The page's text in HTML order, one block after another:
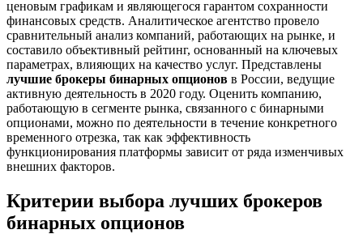
ценовым графикам и являющегося гарантом сохранности
финансовых средств. Аналитическое агентство провело
сравнительный анализ компаний, работающих на рынке, и
составило объективный рейтинг, основанный на ключевых
параметрах, влияющих на качество услуг. Представлены
лучшие брокеры бинарных опционов в России, ведущие
активную деятельность в 2020 году. Оценить компанию,
работающую в сегменте рынка, связанного с бинарными
опционами, можно по деятельности в течение конкретного
временного отрезка, так как эффективность
функционирования платформы зависит от ряда изменчивых
внешних факторов.
Критерии выбора лучших брокеров
бинарных опционов